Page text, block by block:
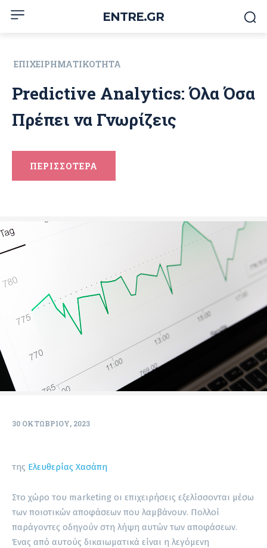
ENTRE.GR
ΕΠΙΧΕΙΡΗΜΑΤΙΚΌΤΗΤΑ
Predictive Analytics: Όλα Όσα
Πρέπει να Γνωρίζεις
ΠΕΡΙΣΣΟΤΕΡΑ
30 ΟΚΤΩΒΡΊΟΥ, 2023
της Ελευθερίας Χασάπη
Στο χώρο του marketing οι επιχειρήσεις εξελίσσονται μέσω
των ποιοτικών αποφάσεων που λαμβάνουν. Πολλοί
παράγοντες οδηγούν στη λήψη αυτών των αποφάσεων.
Ένας από αυτούς δικαιωματικά είναι η λεγόμενη